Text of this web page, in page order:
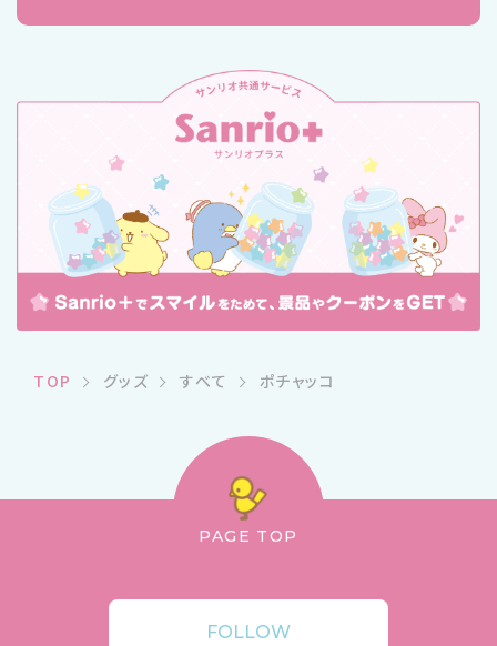
TOP グッズ すべて ポチャッコ
PAGE TOP
FOLLOW